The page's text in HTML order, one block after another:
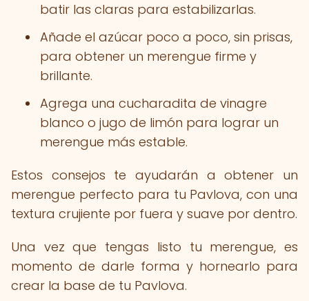
batir las claras para estabilizarlas.
Añade el azúcar poco a poco, sin prisas,
para obtener un merengue firme y
brillante.
Agrega una cucharadita de vinagre
blanco o jugo de limón para lograr un
merengue más estable.
Estos consejos te ayudarán a obtener un
merengue perfecto para tu Pavlova, con una
textura crujiente por fuera y suave por dentro.
Una vez que tengas listo tu merengue, es
momento de darle forma y hornearlo para
crear la base de tu Pavlova.